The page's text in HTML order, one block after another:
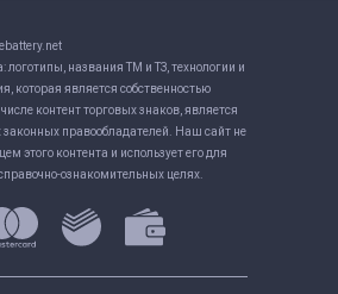
логотипы, названия ТМ и ТЗ, технологии и
которая является собственностью
контент торговых знаков, является
законных правообладателей. Наш сайт не
этого контента и использует его для
ознакомительных целях.